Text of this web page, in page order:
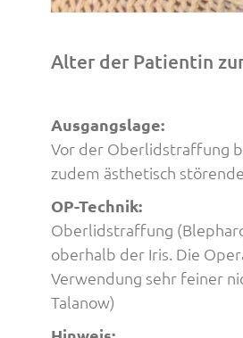
Alter der Patientin
Ausgangslage:
Vor der Oberlidstraffung
zudem ästhetisch
OP-Technik:
Oberlidstraffung
oberhalb der Iris. Die
Verwendung sehr feiner
Talanow)